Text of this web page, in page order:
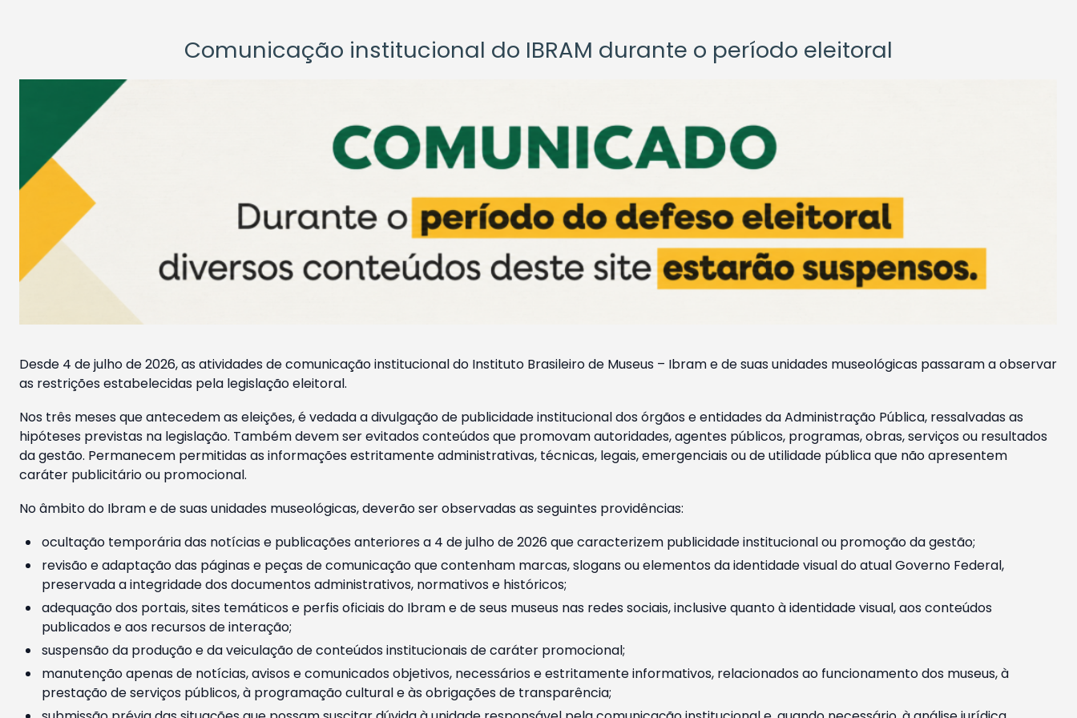
Comunicação institucional do IBRAM durante o período eleitoral
Desde 4 de julho de 2026, as atividades de comunicação institucional do Instituto Brasileiro de Museus – Ibram e de suas unidades museológicas passaram a observar
as restrições estabelecidas pela legislação eleitoral.
Nos três meses que antecedem as eleições, é vedada a divulgação de publicidade institucional dos órgãos e entidades da Administração Pública, ressalvadas as
hipóteses previstas na legislação. Também devem ser evitados conteúdos que promovam autoridades, agentes públicos, programas, obras, serviços ou resultados
da gestão. Permanecem permitidas as informações estritamente administrativas, técnicas, legais, emergenciais ou de utilidade pública que não apresentem
caráter publicitário ou promocional.
No âmbito do Ibram e de suas unidades museológicas, deverão ser observadas as seguintes providências:
ocultação temporária das notícias e publicações anteriores a 4 de julho de 2026 que caracterizem publicidade institucional ou promoção da gestão;
revisão e adaptação das páginas e peças de comunicação que contenham marcas, slogans ou elementos da identidade visual do atual Governo Federal,
preservada a integridade dos documentos administrativos, normativos e históricos;
adequação dos portais, sites temáticos e perfis oficiais do Ibram e de seus museus nas redes sociais, inclusive quanto à identidade visual, aos conteúdos
publicados e aos recursos de interação;
suspensão da produção e da veiculação de conteúdos institucionais de caráter promocional;
manutenção apenas de notícias, avisos e comunicados objetivos, necessários e estritamente informativos, relacionados ao funcionamento dos museus, à
prestação de serviços públicos, à programação cultural e às obrigações de transparência;